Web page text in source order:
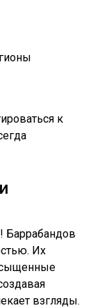
к
Баррабандов
Их
взгляды.